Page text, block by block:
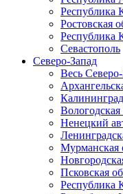
Республика
Ростовская
Республика
Севастополь
Северо-Запад
Весь
Вологодская
Ненецкий
Мурманская
Псковская
Республика